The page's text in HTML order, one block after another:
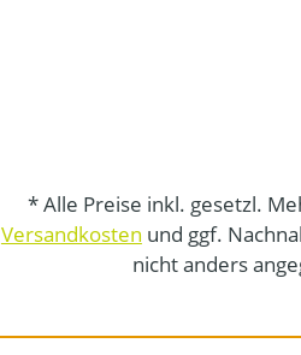
* Alle Preise inkl. gesetzl.
Versandkosten und ggf.
nicht anders